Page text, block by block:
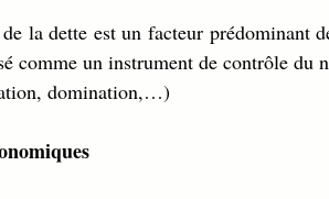
la dette est un facteur prédominant
comme un instrument de contrôle du
domination,…)